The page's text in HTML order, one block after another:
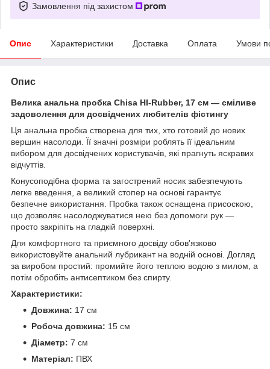
Замовлення під захистом
Опис Характеристики Доставка Оплата Умови
Опис
Велика анальна пробка Chisa HI-Rubber, 17 см — сміливе
задоволення для досвідчених любителів фістингу
Ця анальна пробка створена для тих, хто готовий до нових
вершин насолоди. Її значні розміри роблять її ідеальним
вибором для досвідчених користувачів, які прагнуть яскравих
відчуттів.
Конусоподібна форма та загострений носик забезпечують
легке введення, а великий стопер на основі гарантує
безпечне використання. Пробка також оснащена присоскою,
що дозволяє насолоджуватися нею без допомоги рук —
просто закріпіть на гладкій поверхні.
Для комфортного та приємного досвіду обов'язково
використовуйте анальний лубрикант на водній основі. Догляд
за виробом простий: промийте його теплою водою з милом, а
потім обробіть антисептиком без спирту.
Характеристики:
Довжина: 17 см
Робоча довжина: 15 см
Діаметр: 7 см
Матеріал: ПВХ